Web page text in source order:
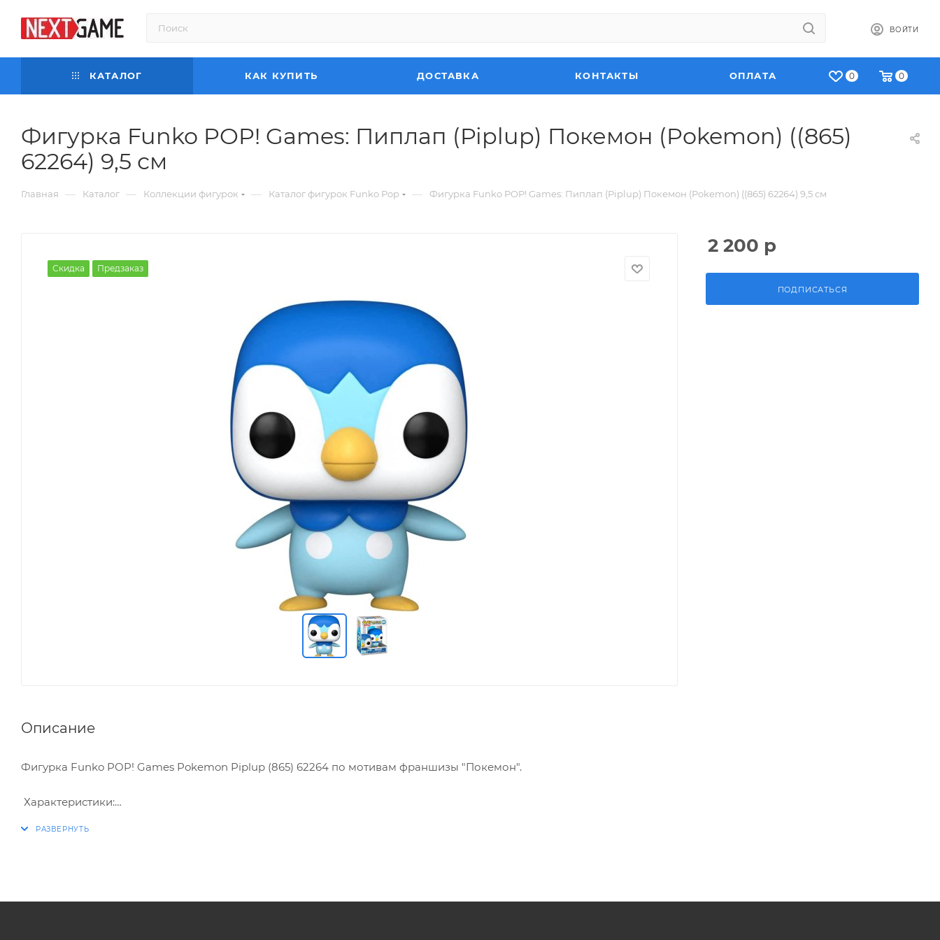
ВОЙТИ
0 0
КАТАЛОГ КАК КУПИТЬ ДОСТАВКА КОНТАКТЫ ОПЛАТА
Фигурка Funko POP! Games: Пиплап (Piplup) Покемон (Pokemon) ((865)
62264) 9,5 см
Главная — Каталог — Коллекции фигурок — Каталог фигурок Funko Pop — Фигурка Funko POP! Games: Пиплап (Piplup) Покемон (Pokemon) ((865) 62264) 9,5 см
Скидка Предзаказ
Описание
Фигурка Funko POP! Games Pokemon Piplup (865) 62264 по мотивам франшизы "Покемон".
Характеристики:
2 200 р
ПОДПИСАТЬСЯ